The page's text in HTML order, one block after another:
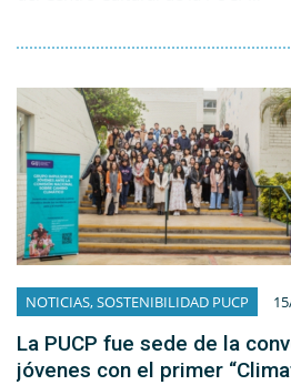
NOTICIAS, SOSTENIBILIDAD PUCP
La PUCP fue sede de la
jóvenes con el primer